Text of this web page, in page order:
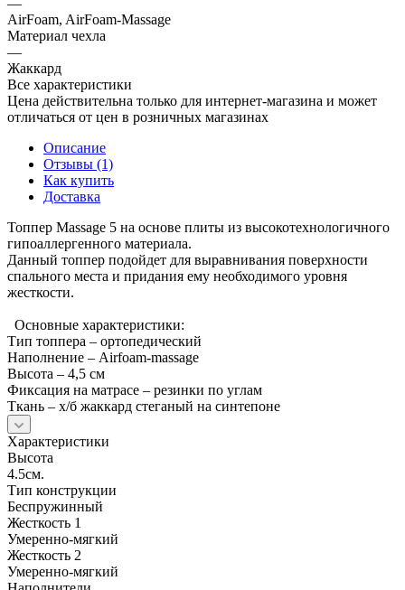
AirFoam, AirFoam-Massage
Материал чехла
—
Жаккард
Все характеристики
Цена действительна только для интернет-магазина и может
отличаться от цен в розничных магазинах
Описание
Отзывы (1)
Как купить
Доставка
Топпер Massage 5 на основе плиты из высокотехнологичного
гипоаллергенного материала.
Данный топпер подойдет для выравнивания поверхности
спального места и придания ему необходимого уровня
жесткости.
Основные характеристики:
Тип топпера – ортопедический
Наполнение – Airfoam-massage
Высота – 4,5 см
Фиксация на матрасе – резинки по углам
Ткань – х/б жаккард стеганый на синтепоне
Характеристики
Высота
4.5см.
Тип конструкции
Беспружинный
Жесткость 1
Умеренно-мягкий
Жесткость 2
Умеренно-мягкий